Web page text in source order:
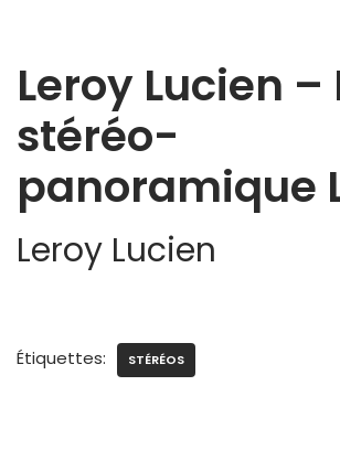
Leroy Lucien –
stéréo-
panoramique
Leroy Lucien
Étiquettes: STÉRÉOS